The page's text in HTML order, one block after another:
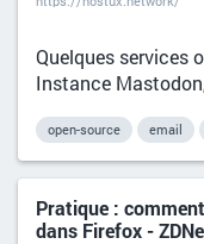
Quelques services
Instance
open-source email
Pratique :
dans Firefox -